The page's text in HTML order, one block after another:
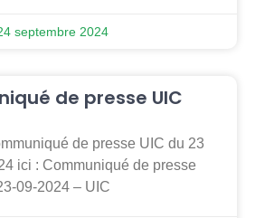
septembre 2024
de presse UIC
de presse UIC du 23
ici : Communiqué de presse
09-2024 – UIC